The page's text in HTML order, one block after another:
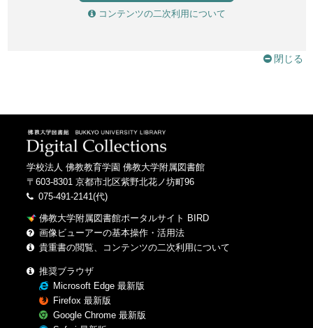
コンテンツの二次利用について
閉じる
学校法人 佛教教育学園 佛教大学附属図書館
〒603-8301 京都市北区紫野北花ノ坊町96
075-491-2141(代)
佛教大学附属図書館ポータルサイト BIRD
画像ビューアーの基本操作・活用法
貴重書の閲覧、コンテンツの二次利用について
推奨ブラウザ
Microsoft Edge 最新版
Firefox 最新版
Google Chrome 最新版